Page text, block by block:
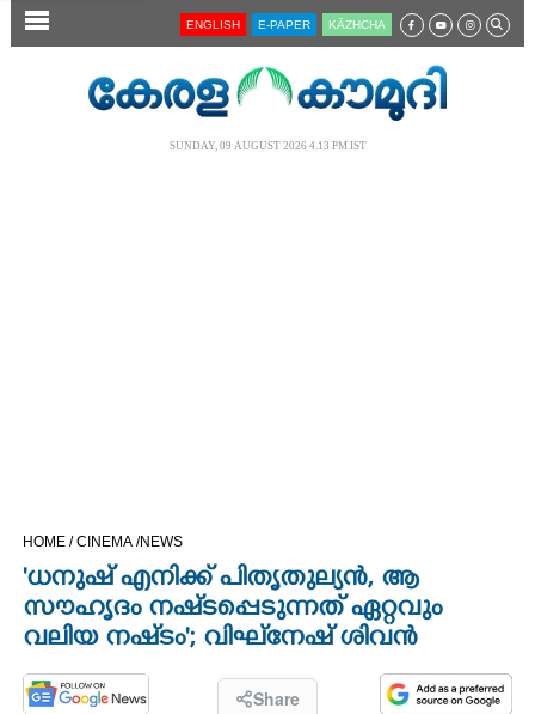
SECTIONS
OPINION
PHOTOS
ENGLISH E-PAPER KĀZHCHA
SUNDAY, 09 AUGUST 2026 4.13 PM IST
HOME /CINEMA /NEWS
'ധനുഷ് എനിക്ക് പിതൃതുല്യൻ, ആ
സൗഹൃദം നഷ്‌ടപ്പെടുന്നത് ഏറ്റവും
വലിയ നഷ്‌ടം'; വിഘ്‌നേഷ് ശിവൻ
Share